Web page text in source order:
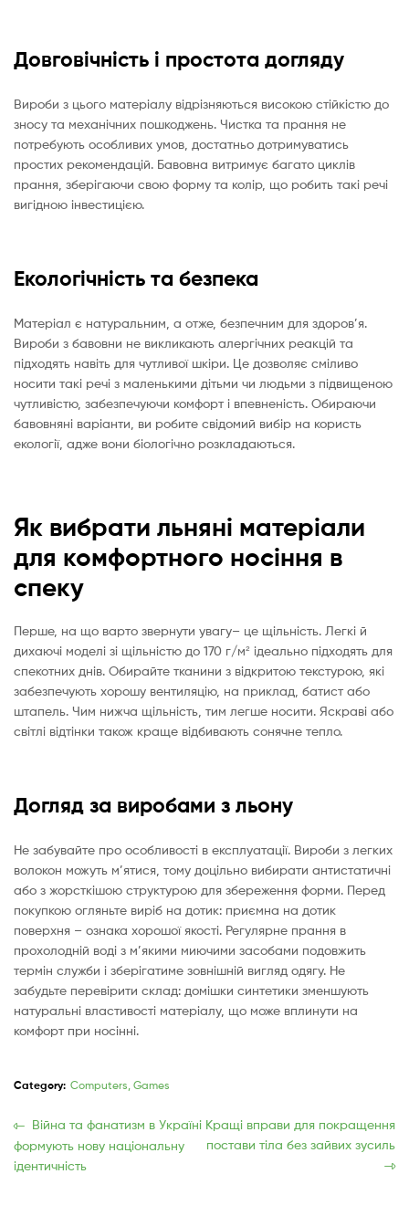
Довговічність і простота догляду
Вироби з цього матеріалу відрізняються високою стійкістю до
зносу та механічних пошкоджень. Чистка та прання не
потребують особливих умов, достатньо дотримуватись
простих рекомендацій. Бавовна витримує багато циклів
прання, зберігаючи свою форму та колір, що робить такі речі
вигідною інвестицією.
Екологічність та безпека
Матеріал є натуральним, а отже, безпечним для здоров’я.
Вироби з бавовни не викликають алергічних реакцій та
підходять навіть для чутливої шкіри. Це дозволяє сміливо
носити такі речі з маленькими дітьми чи людьми з підвищеною
чутливістю, забезпечуючи комфорт і впевненість. Обираючи
бавовняні варіанти, ви робите свідомий вибір на користь
екології, адже вони біологічно розкладаються.
Як вибрати льняні матеріали
для комфортного носіння в
спеку
Перше, на що варто звернути увагу– це щільність. Легкі й
дихаючі моделі зі щільністю до 170 г/м² ідеально підходять для
спекотних днів. Обирайте тканини з відкритою текстурою, які
забезпечують хорошу вентиляцію, на приклад, батист або
штапель. Чим нижча щільність, тим легше носити. Яскраві або
світлі відтінки також краще відбивають сонячне тепло.
Догляд за виробами з льону
Не забувайте про особливості в експлуатації. Вироби з легких
волокон можуть м’ятися, тому доцільно вибирати антистатичні
або з жорсткішою структурою для збереження форми. Перед
покупкою огляньте виріб на дотик: приємна на дотик
поверхня – ознака хорошої якості. Регулярне прання в
прохолодній воді з м’якими миючими засобами подовжить
термін служби і зберігатиме зовнішній вигляд одягу. Не
забудьте перевірити склад: домішки синтетики зменшують
натуральні властивості матеріалу, що може вплинути на
комфорт при носінні.
Category: Computers, Games
Navegação
de
Previous
post:
Війна та фанатизм в Україні
формують нову національну
ідентичність
Próxima
publicação:
Кращі вправи для покращення
постави тіла без зайвих зусиль